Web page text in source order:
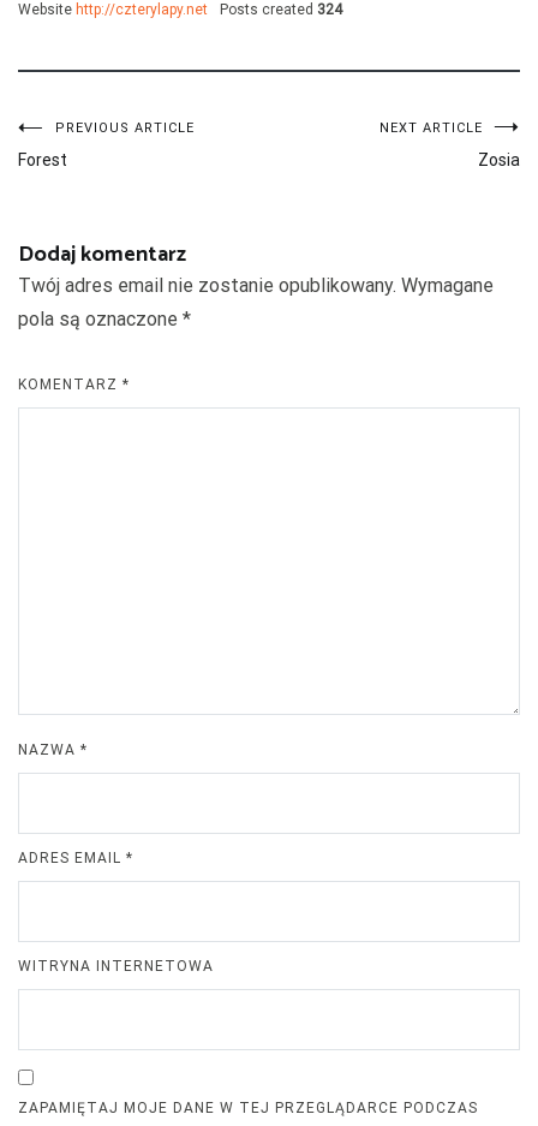
Website http://czterylapy.net Posts created 324
Nawigacja
PREVIOUS ARTICLE
Forest
NEXT ARTICLE
Zosia
Dodaj komentarz
Twój adres email nie zostanie opublikowany. Wymagane
pola są oznaczone *
KOMENTARZ *
NAZWA *
ADRES EMAIL *
WITRYNA INTERNETOWA
ZAPAMIĘTAJ MOJE DANE W TEJ PRZEGLĄDARCE PODCZAS